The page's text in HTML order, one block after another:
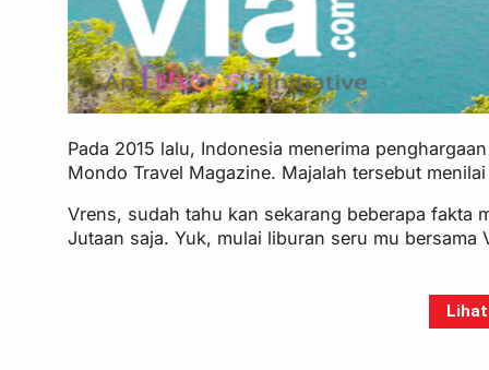
Pada 2015 lalu, Indonesia menerima
Mondo Travel Magazine. Majalah tersebut
Vrens, sudah tahu kan sekarang beberapa fakta
Jutaan saja. Yuk, mulai liburan seru mu bersama